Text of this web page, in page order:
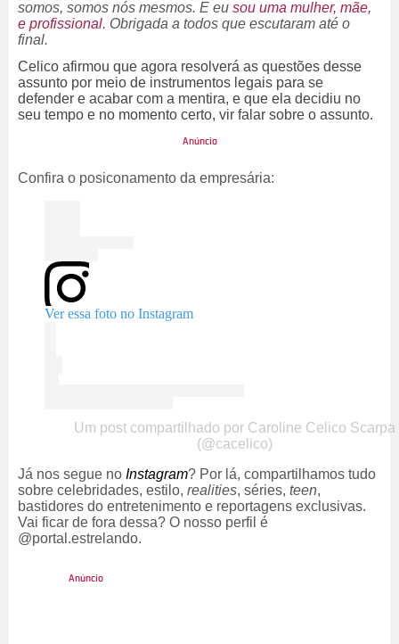
somos, somos nós mesmos. E eu sou uma mulher, mãe,
e profissional. Obrigada a todos que escutaram até o
final.
Celico afirmou que agora resolverá as questões desse
assunto por meio de instrumentos legais para se
defender e acabar com a mentira, e que ela decidiu no
seu tempo e no momento certo, vir falar sobre o assunto.
Confira o posiconamento da empresária:
Ver essa foto no Instagram
Um post compartilhado por Caroline Celico Scarpa
(@cacelico)
Já nos segue no Instagram? Por lá, compartilhamos tudo
sobre celebridades, estilo, realities, séries, teen,
bastidores do entretenimento e reportagens exclusivas.
Vai ficar de fora dessa? O nosso perfil é
@portal.estrelando.